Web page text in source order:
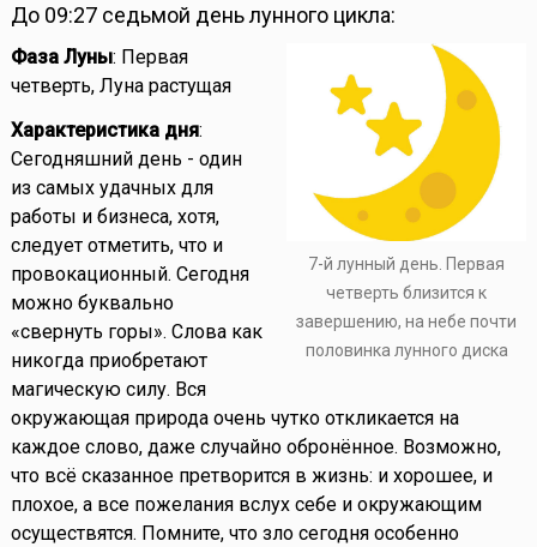
До 09:27 седьмой день лунного цикла:
7-й лунный день. Первая
четверть близится к
завершению, на небе почти
половинка лунного диска
Фаза Луны: Первая
четверть, Луна растущая
Характеристика дня:
Сегодняшний день - один
из самых удачных для
работы и бизнеса, хотя,
следует отметить, что и
провокационный. Сегодня
можно буквально
«свернуть горы». Слова как
никогда приобретают
магическую силу. Вся
окружающая природа очень чутко откликается на
каждое слово, даже случайно обронённое. Возможно,
что всё сказанное претворится в жизнь: и хорошее, и
плохое, а все пожелания вслух себе и окружающим
осуществятся. Помните, что зло сегодня особенно